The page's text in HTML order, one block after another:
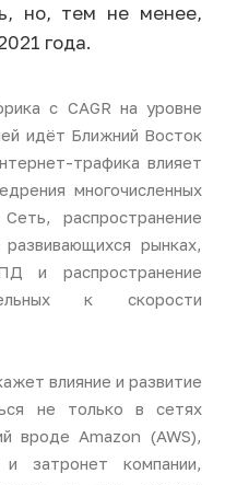
но, тем не менее,
года.
с CAGR на уровне
идёт Ближний Восток
трафика влияет
многочисленных
распространение
рынках,
и распространение
к скорости
влияние и развитие
не только в сетях
вроде Amazon (AWS),
затронет компании,